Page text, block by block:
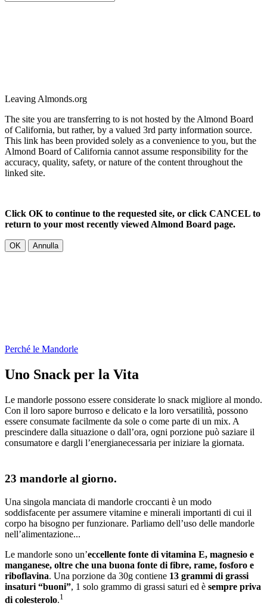
Leaving Almonds.org
The site you are transferring to is not hosted by the Almond Board
of California, but rather, by a valued 3rd party information source.
This link has been provided solely as a convenience to you, but the
Almond Board of California cannot assume responsibility for the
accuracy, quality, safety, or nature of the content throughout the
linked site.
Click OK to continue to the requested site, or click CANCEL to
return to your most recently viewed Almond Board page.
OK Annulla
Perché le Mandorle
Uno Snack per la Vita
Le mandorle possono essere considerate lo snack migliore al mondo.
Con il loro sapore burroso e delicato e la loro versatilità, possono
essere consumate facilmente da sole o come parte di un mix. A
prescindere dalla situazione o dall’ora, ogni porzione può saziare il
consumatore e dargli l’energianecessaria per iniziare la giornata.
23 mandorle al giorno.
Una singola manciata di mandorle croccanti è un modo
soddisfacente per assumere vitamine e minerali importanti di cui il
corpo ha bisogno per funzionare. Parliamo dell’uso delle mandorle
nell’alimentazione...
Le mandorle sono un’eccellente fonte di vitamina E, magnesio e
manganese, oltre che una buona fonte di fibre, rame, fosforo e
riboflavina. Una porzione da 30g contiene 13 grammi di grassi
insaturi “buoni”, 1 solo grammo di grassi saturi ed è sempre priva
di colesterolo.1